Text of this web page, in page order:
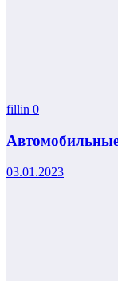
fillin 0
03.01.2023